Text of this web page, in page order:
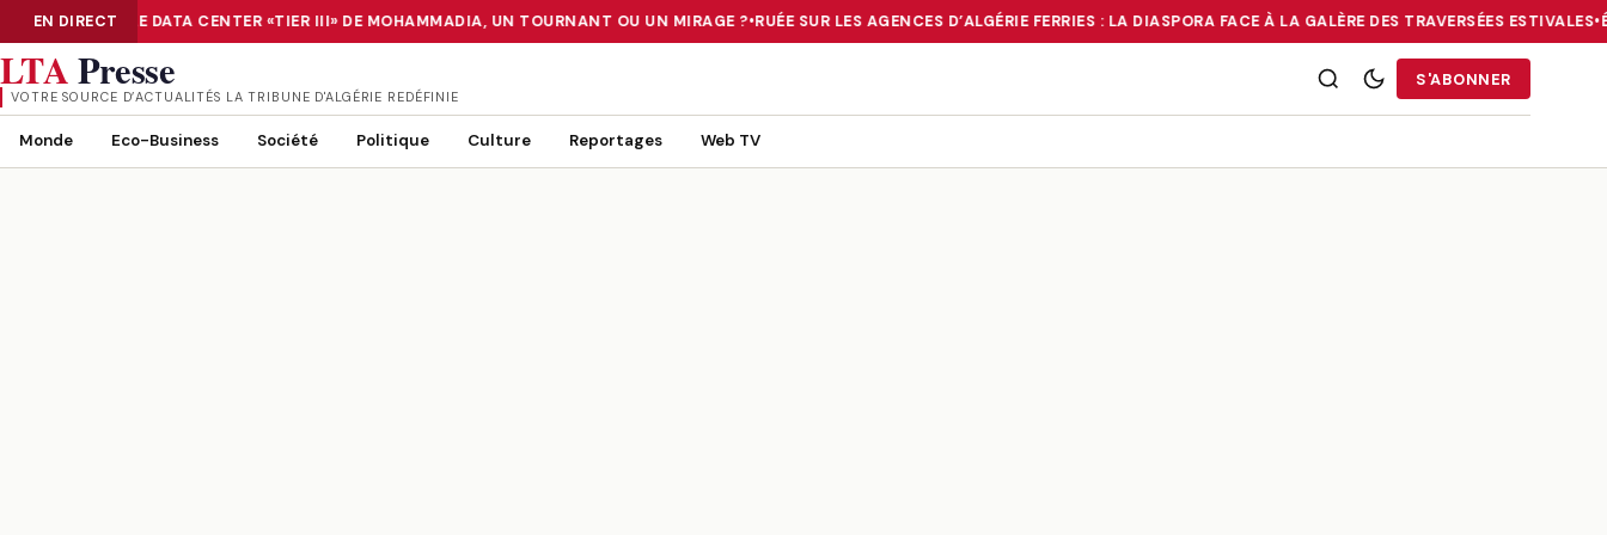
EN DIRECT: LE DATA CENTER «TIER III» DE MOHAMMADIA, UN TOURNANT OU UN MIRAGE ? •RUÉE SUR LES AGENCES D’ALGÉRIE FERRIES : LA DIASPORA FACE À LA GALÈRE DES TRAVERSÉES ESTIVALES•
NUMÉRISATION : LE DATA CENTER «TIER III» DE MOHAMMADIA, UN TOURNANT OU UN MIRAGE ? •RUÉE SUR LES AGENCES D’ALGÉRIE FERRIES : LA DIASPORA FACE À LA GALÈRE DES TRAVERSÉES
LTAPresse
VOTRE SOURCE D’ACTUALITÉS LA TRIBUNE D'ALGÉRIE REDÉFINIE
S'ABONNER
Monde Eco-Business Société Politique Culture Reportages Web TV